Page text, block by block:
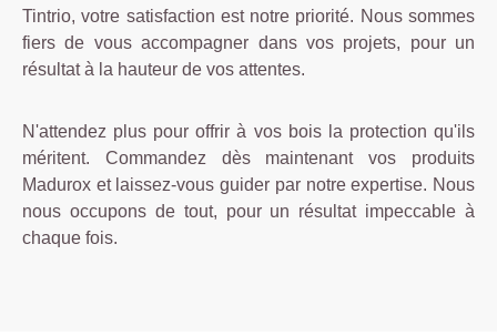
Tintrio, votre satisfaction est notre priorité. Nous sommes
fiers de vous accompagner dans vos projets, pour un
résultat à la hauteur de vos attentes.
N'attendez plus pour offrir à vos bois la protection qu'ils
méritent. Commandez dès maintenant vos produits
Madurox et laissez-vous guider par notre expertise. Nous
nous occupons de tout, pour un résultat impeccable à
chaque fois.